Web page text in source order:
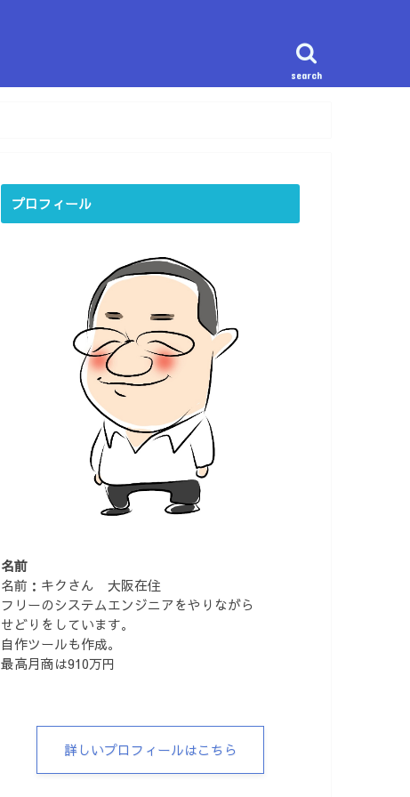
search
プロフィール
名前
名前：キクさん 大阪在住
フリーのシステムエンジニアをやりながら
せどりをしています。
自作ツールも作成。
最高月商は910万円
詳しいプロフィールはこちら